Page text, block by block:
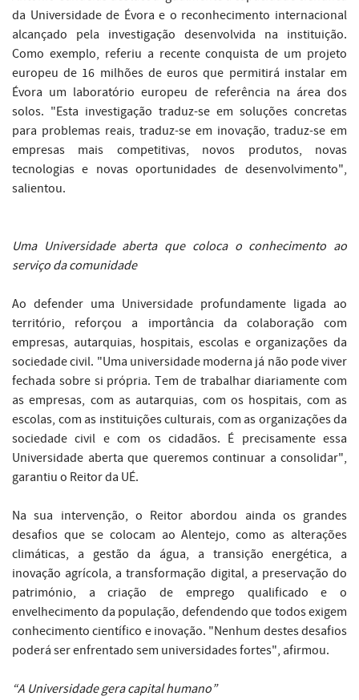
da Universidade de Évora e o reconhecimento internacional
alcançado pela investigação desenvolvida na instituição.
Como exemplo, referiu a recente conquista de um projeto
europeu de 16 milhões de euros que permitirá instalar em
Évora um laboratório europeu de referência na área dos
solos. "Esta investigação traduz-se em soluções concretas
para problemas reais, traduz-se em inovação, traduz-se em
empresas mais competitivas, novos produtos, novas
tecnologias e novas oportunidades de desenvolvimento",
salientou.
Uma Universidade aberta que coloca o conhecimento ao
serviço da comunidade
Ao defender uma Universidade profundamente ligada ao
território, reforçou a importância da colaboração com
empresas, autarquias, hospitais, escolas e organizações da
sociedade civil. "Uma universidade moderna já não pode viver
fechada sobre si própria. Tem de trabalhar diariamente com
as empresas, com as autarquias, com os hospitais, com as
escolas, com as instituições culturais, com as organizações da
sociedade civil e com os cidadãos. É precisamente essa
Universidade aberta que queremos continuar a consolidar",
garantiu o Reitor da UÉ.
Na sua intervenção, o Reitor abordou ainda os grandes
desafios que se colocam ao Alentejo, como as alterações
climáticas, a gestão da água, a transição energética, a
inovação agrícola, a transformação digital, a preservação do
património, a criação de emprego qualificado e o
envelhecimento da população, defendendo que todos exigem
conhecimento científico e inovação. "Nenhum destes desafios
poderá ser enfrentado sem universidades fortes", afirmou.
“A Universidade gera capital humano”